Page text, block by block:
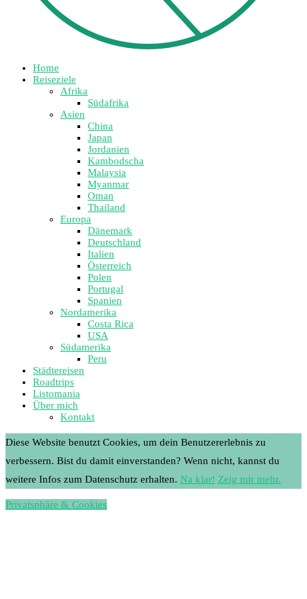
Home
Reiseziele
Afrika
Südafrika
Asien
China
Japan
Jordanien
Kambodscha
Malaysia
Myanmar
Oman
Thailand
Europa
Dänemark
Deutschland
Italien
Österreich
Polen
Portugal
Spanien
Nordamerika
Costa Rica
USA
Südamerika
Peru
Städtereisen
Roadtrips
Listomania
Über mich
Kontakt
Diese Website benutzt Cookies, um dein Benutzererlebnis zu
verbessern. Bist du damit einverstanden? Wenn nicht, kannst du
weitere Infos zum Datenschutz erhalten. Na klar! Zeig mir mehr.
Privatsphäre & Cookies